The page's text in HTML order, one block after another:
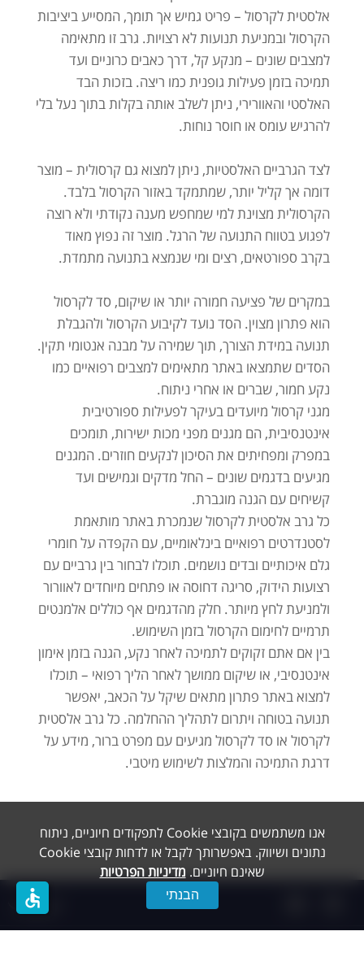
אנו משתמשים בקובצי Cookie לתפקודים חיוניים, ניתוח
נתונים ושיווק. באפשרותך לקבל או לדחות קובצי Cookie
שאינם חיוניים. מדיניות הפרטיות
הבנתי
אלסטית לקרסול – פריט גמיש אך תומך, המסייע ביציבות
הקרסול ובמניעת תנועות לא רצויות. גרב זו מתאימה
למצבים שונים – מנקע קל, דרך כאבים כרוניים ועד
תמיכה בזמן פעילות גופנית כמו ריצה. בזכות הבד
האלסטי והאוורירי, ניתן לשלב אותה בקלות בתוך נעל בלי
להרגיש עומס או חוסר נוחות.
לצד הגרביים האלסטיות, ניתן למצוא גם קרסולית – מוצר
דומה אך קליל יותר, שמתמקד באזור הקרסול בלבד.
הקרסולית מצוינת למי שמחפש מענה נקודתי ולא רוצה
לפגוע בטווח התנועה של הרגל. מוצר זה נפוץ מאוד
בקרב ספורטאים, רצים ומי שנמצא בתנועה מתמדת.
במקרים של פציעה חמורה יותר או שיקום, סד לקרסול
הוא פתרון מצוין. הסד נועד לקיבוע הקרסול ולהגבלת
תנועה במידת הצורך, תוך שמירה על מבנה אנטומי תקין.
הסדים שתמצאו באתר מתאימים למצבים רפואיים כמו
נקע חמור, שברים או אחרי ניתוח.
מגני קרסול מיועדים בעיקר לפעילות ספורטיבית
אינטנסיבית, הם מגנים מפני מכות ישירות, תומכים
במפרק ומפחיתים את הסיכון לנקעים חוזרים. המגנים
מגיעים בדגמים שונים – החל מדקים וגמישים ועד
קשיחים עם הגנה מוגברת.
כל גרב אלסטית לקרסול שנמכרת באתר מותאמת
לסטנדרטים רפואיים בינלאומיים, עם הקפדה על חומרי
גלם איכותיים ובדים נושמים. תוכלו לבחור בין גרביים עם
רצועות הידוק, סריגה דחוסה או פתחים מיוחדים לאוורור
ולמניעת לחץ מיותר. חלק מהדגמים אף כוללים אלמנטים
תרמיים לחימום הקרסול בזמן השימוש.
בין אם אתם זקוקים לתמיכה לאחר נקע, הגנה בזמן אימון
אינטנסיבי, או שיקום ממושך לאחר הליך רפואי – תוכלו
למצוא באתר פתרון מתאים שיקל על הכאב, יאפשר
תנועה בטוחה ויתרום לתהליך ההחלמה. כל גרב אלסטית
לקרסול או סד לקרסול מגיעים עם מפרט ברור, מידע על
דרגת התמיכה והמלצות לשימוש מיטבי.
accessible